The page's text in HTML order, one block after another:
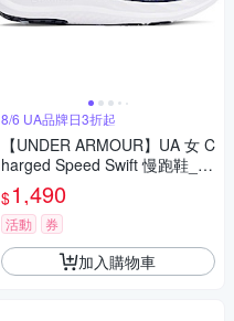
8/6 UA品牌日3折起
【UNDER ARMOUR】UA 女 C
harged Speed Swift 慢跑鞋_30
27006-403
$1,490
活動 券
加入購物車